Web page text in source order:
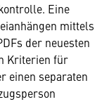
Eine
mittels
der neuesten
Kriterien für
einen separaten